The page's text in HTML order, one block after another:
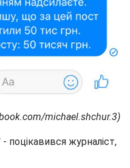
michael.shchur.3)
поцікавився журналіст,